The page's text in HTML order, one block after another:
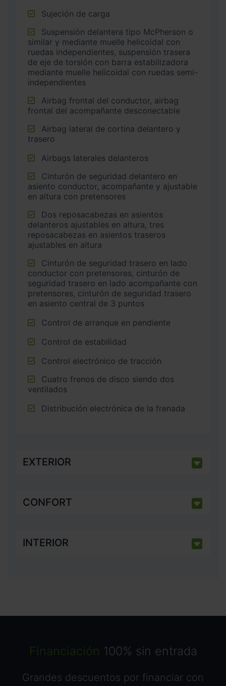
Sujeción de carga
similar y mediante muelle helicoidal con
ruedas independientes, suspensión trasera
de eje de torsión con barra estabilizadora
mediante muelle helicoidal con ruedas semi-
independientes
frontal del acompañante desconectable
trasero
Airbags laterales delanteros
asiento conductor, acompañante y ajustable
en altura con pretensores
delanteros ajustables en altura, tres
reposacabezas en asientos traseros
ajustables en altura
conductor con pretensores, cinturón de
seguridad trasero en lado acompañante con
pretensores, cinturón de seguridad trasero
en asiento central de 3 puntos
Control de arranque en pendiente
Control de estabilidad
Control electrónico de tracción
ventilados
Distribución electrónica de la frenada
EXTERIOR
CONFORT
INTERIOR
Financiación 100% sin entrada
Grandes descuentos por financiar con